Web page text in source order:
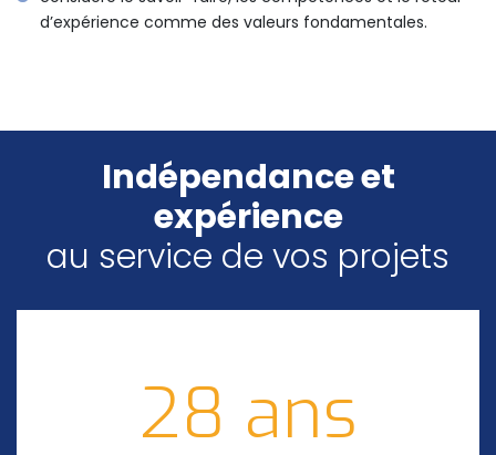
d’expérience comme des valeurs fondamentales.
Indépendance et
expérience
au service de vos projets
28 ans